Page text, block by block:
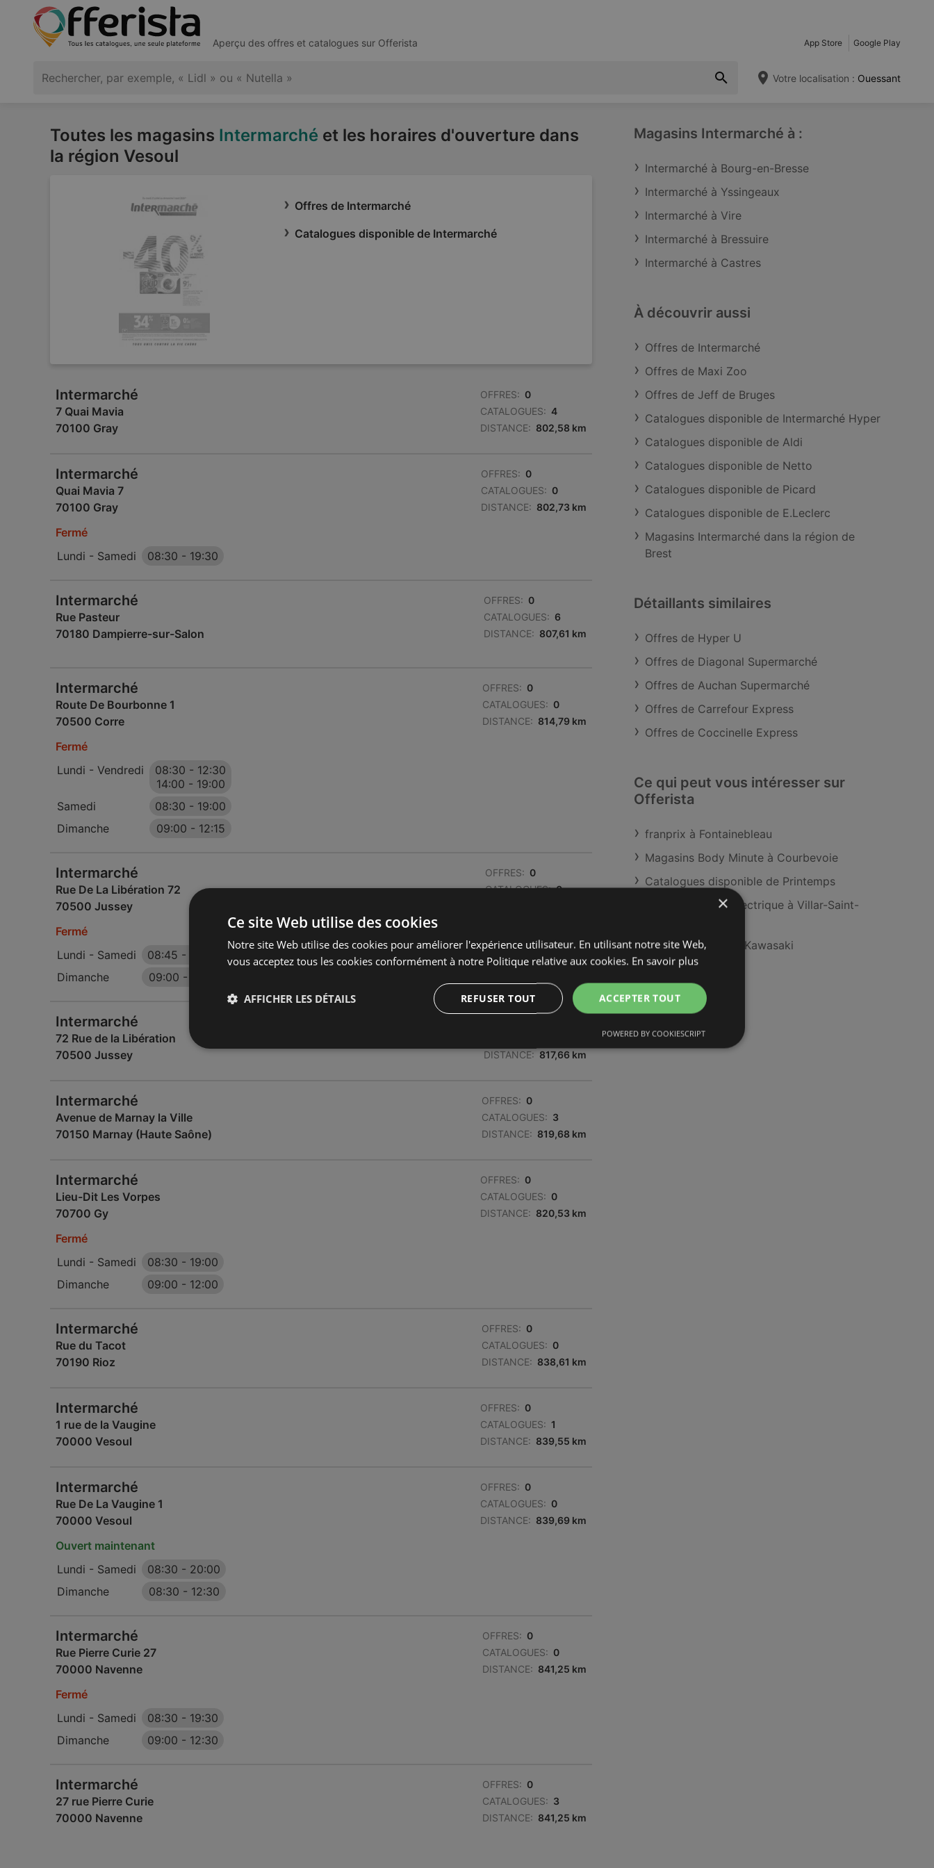
Aperçu des offres et catalogues sur Offerista App Store Google Play
Votre localisation : Ouessant
Toutes les magasins Intermarché et les horaires d'ouverture dans
la région Vesoul
Offres de Intermarché
Catalogues disponible de Intermarché
Intermarché
7 Quai Mavia
70100 Gray
OFFRES: 0
CATALOGUES: 4
DISTANCE: 802,58 km
Intermarché
Quai Mavia 7
70100 Gray
OFFRES: 0
CATALOGUES: 0
DISTANCE: 802,73 km
Fermé
Lundi - Samedi
08:30 - 19:30
Intermarché
Rue Pasteur
70180 Dampierre-sur-Salon
OFFRES: 0
CATALOGUES: 6
DISTANCE: 807,61 km
Intermarché
Route De Bourbonne 1
70500 Corre
OFFRES: 0
CATALOGUES: 0
DISTANCE: 814,79 km
Fermé
Lundi - Vendredi
08:30 - 12:30
14:00 - 19:00
Samedi
08:30 - 19:00
Dimanche
09:00 - 12:15
Intermarché
Rue De La Libération 72
70500 Jussey
OFFRES: 0
CATALOGUES: 0
Fermé
Lundi - Samedi
08:45 -
Dimanche
09:00 -
Intermarché
72 Rue de la Libération
70500 Jussey
DISTANCE: 817,66 km
Intermarché
Avenue de Marnay la Ville
70150 Marnay (Haute Saône)
OFFRES: 0
CATALOGUES: 3
DISTANCE: 819,68 km
Intermarché
Lieu-Dit Les Vorpes
70700 Gy
OFFRES: 0
CATALOGUES: 0
DISTANCE: 820,53 km
Fermé
Lundi - Samedi
08:30 - 19:00
Dimanche
09:00 - 12:00
Intermarché
Rue du Tacot
70190 Rioz
OFFRES: 0
CATALOGUES: 0
DISTANCE: 838,61 km
Intermarché
1 rue de la Vaugine
70000 Vesoul
OFFRES: 0
CATALOGUES: 1
DISTANCE: 839,55 km
Intermarché
Rue De La Vaugine 1
70000 Vesoul
OFFRES: 0
CATALOGUES: 0
DISTANCE: 839,69 km
Ouvert maintenant
Lundi - Samedi
08:30 - 20:00
Dimanche
08:30 - 12:30
Intermarché
Rue Pierre Curie 27
70000 Navenne
OFFRES: 0
CATALOGUES: 0
DISTANCE: 841,25 km
Fermé
Lundi - Samedi
08:30 - 19:30
Dimanche
09:00 - 12:30
Intermarché
27 rue Pierre Curie
70000 Navenne
OFFRES: 0
CATALOGUES: 3
DISTANCE: 841,25 km
Magasins Intermarché à :
Intermarché à Bourg-en-Bresse
Intermarché à Yssingeaux
Intermarché à Vire
Intermarché à Bressuire
Intermarché à Castres
À découvrir aussi
Offres de Intermarché
Offres de Maxi Zoo
Offres de Jeff de Bruges
Catalogues disponible de Intermarché Hyper
Catalogues disponible de Aldi
Catalogues disponible de Netto
Catalogues disponible de Picard
Catalogues disponible de E.Leclerc
Magasins Intermarché dans la région de
Brest
Détaillants similaires
Offres de Hyper U
Offres de Diagonal Supermarché
Offres de Auchan Supermarché
Offres de Carrefour Express
Offres de Coccinelle Express
Ce qui peut vous intéresser sur
Offerista
franprix à Fontainebleau
Magasins Body Minute à Courbevoie
Catalogues disponible de Printemps
Magasins Yesss Electrique à Villar-Saint-
Tous les magasins Kawasaki
×
Ce site Web utilise des cookies
Notre site Web utilise des cookies pour améliorer l'expérience utilisateur. En utilisant notre site Web,
vous acceptez tous les cookies conformément à notre Politique relative aux cookies. En savoir plus
ACCEPTER TOUT
REFUSER TOUT
AFFICHER LES DÉTAILS
POWERED BY COOKIESCRIPT